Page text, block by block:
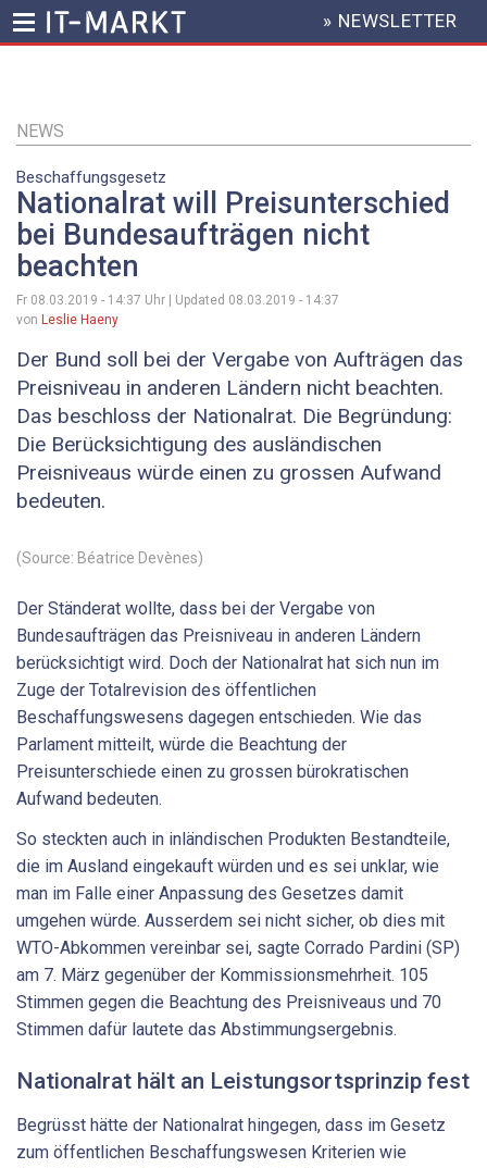
Inhalt
HEADER
MENU
» NEWSLETTER
NEWS
Beschaffungsgesetz
Nationalrat will Preisunterschied
bei Bundesaufträgen nicht
beachten
Fr 08.03.2019 - 14:37 Uhr | Updated 08.03.2019 - 14:37
von Leslie Haeny
Der Bund soll bei der Vergabe von Aufträgen das
Preisniveau in anderen Ländern nicht beachten.
Das beschloss der Nationalrat. Die Begründung:
Die Berücksichtigung des ausländischen
Preisniveaus würde einen zu grossen Aufwand
bedeuten.
(Source: Béatrice Devènes)
Der Ständerat wollte, dass bei der Vergabe von
Bundesaufträgen das Preisniveau in anderen Ländern
berücksichtigt wird. Doch der Nationalrat hat sich nun im
Zuge der Totalrevision des öffentlichen
Beschaffungswesens dagegen entschieden. Wie das
Parlament mitteilt, würde die Beachtung der
Preisunterschiede einen zu grossen bürokratischen
Aufwand bedeuten.
So steckten auch in inländischen Produkten Bestandteile,
die im Ausland eingekauft würden und es sei unklar, wie
man im Falle einer Anpassung des Gesetzes damit
umgehen würde. Ausserdem sei nicht sicher, ob dies mit
WTO-Abkommen vereinbar sei, sagte Corrado Pardini (SP)
am 7. März gegenüber der Kommissionsmehrheit. 105
Stimmen gegen die Beachtung des Preisniveaus und 70
Stimmen dafür lautete das Abstimmungsergebnis.
Nationalrat hält an Leistungsortsprinzip fest
Begrüsst hätte der Nationalrat hingegen, dass im Gesetz
zum öffentlichen Beschaffungswesen Kriterien wie